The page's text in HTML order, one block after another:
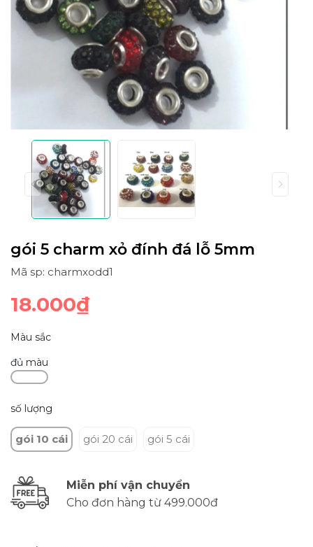
gói 5 charm xỏ đính đá lỗ 5mm
Mã sp: charmxodd1
18.000₫
Màu sắc
đủ màu
số lượng
gói 10 cái gói 20 cái gói 5 cái
Miễn phí vận chuyển
Cho đơn hàng từ 499.000đ